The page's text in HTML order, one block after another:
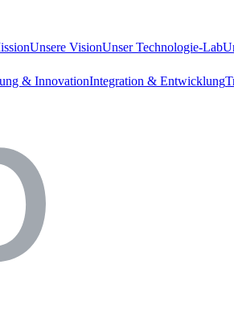
Unsere VisionUnser Technologie-Lab
& InnovationIntegration & Entwicklung